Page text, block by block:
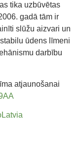
tika uzbūvētas
gadā tām ir
slūžu aizvari un
ūdens līmeni
darbību
atjaunošanai